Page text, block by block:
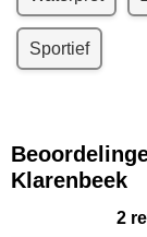
Sportief
Klarenbeek
2